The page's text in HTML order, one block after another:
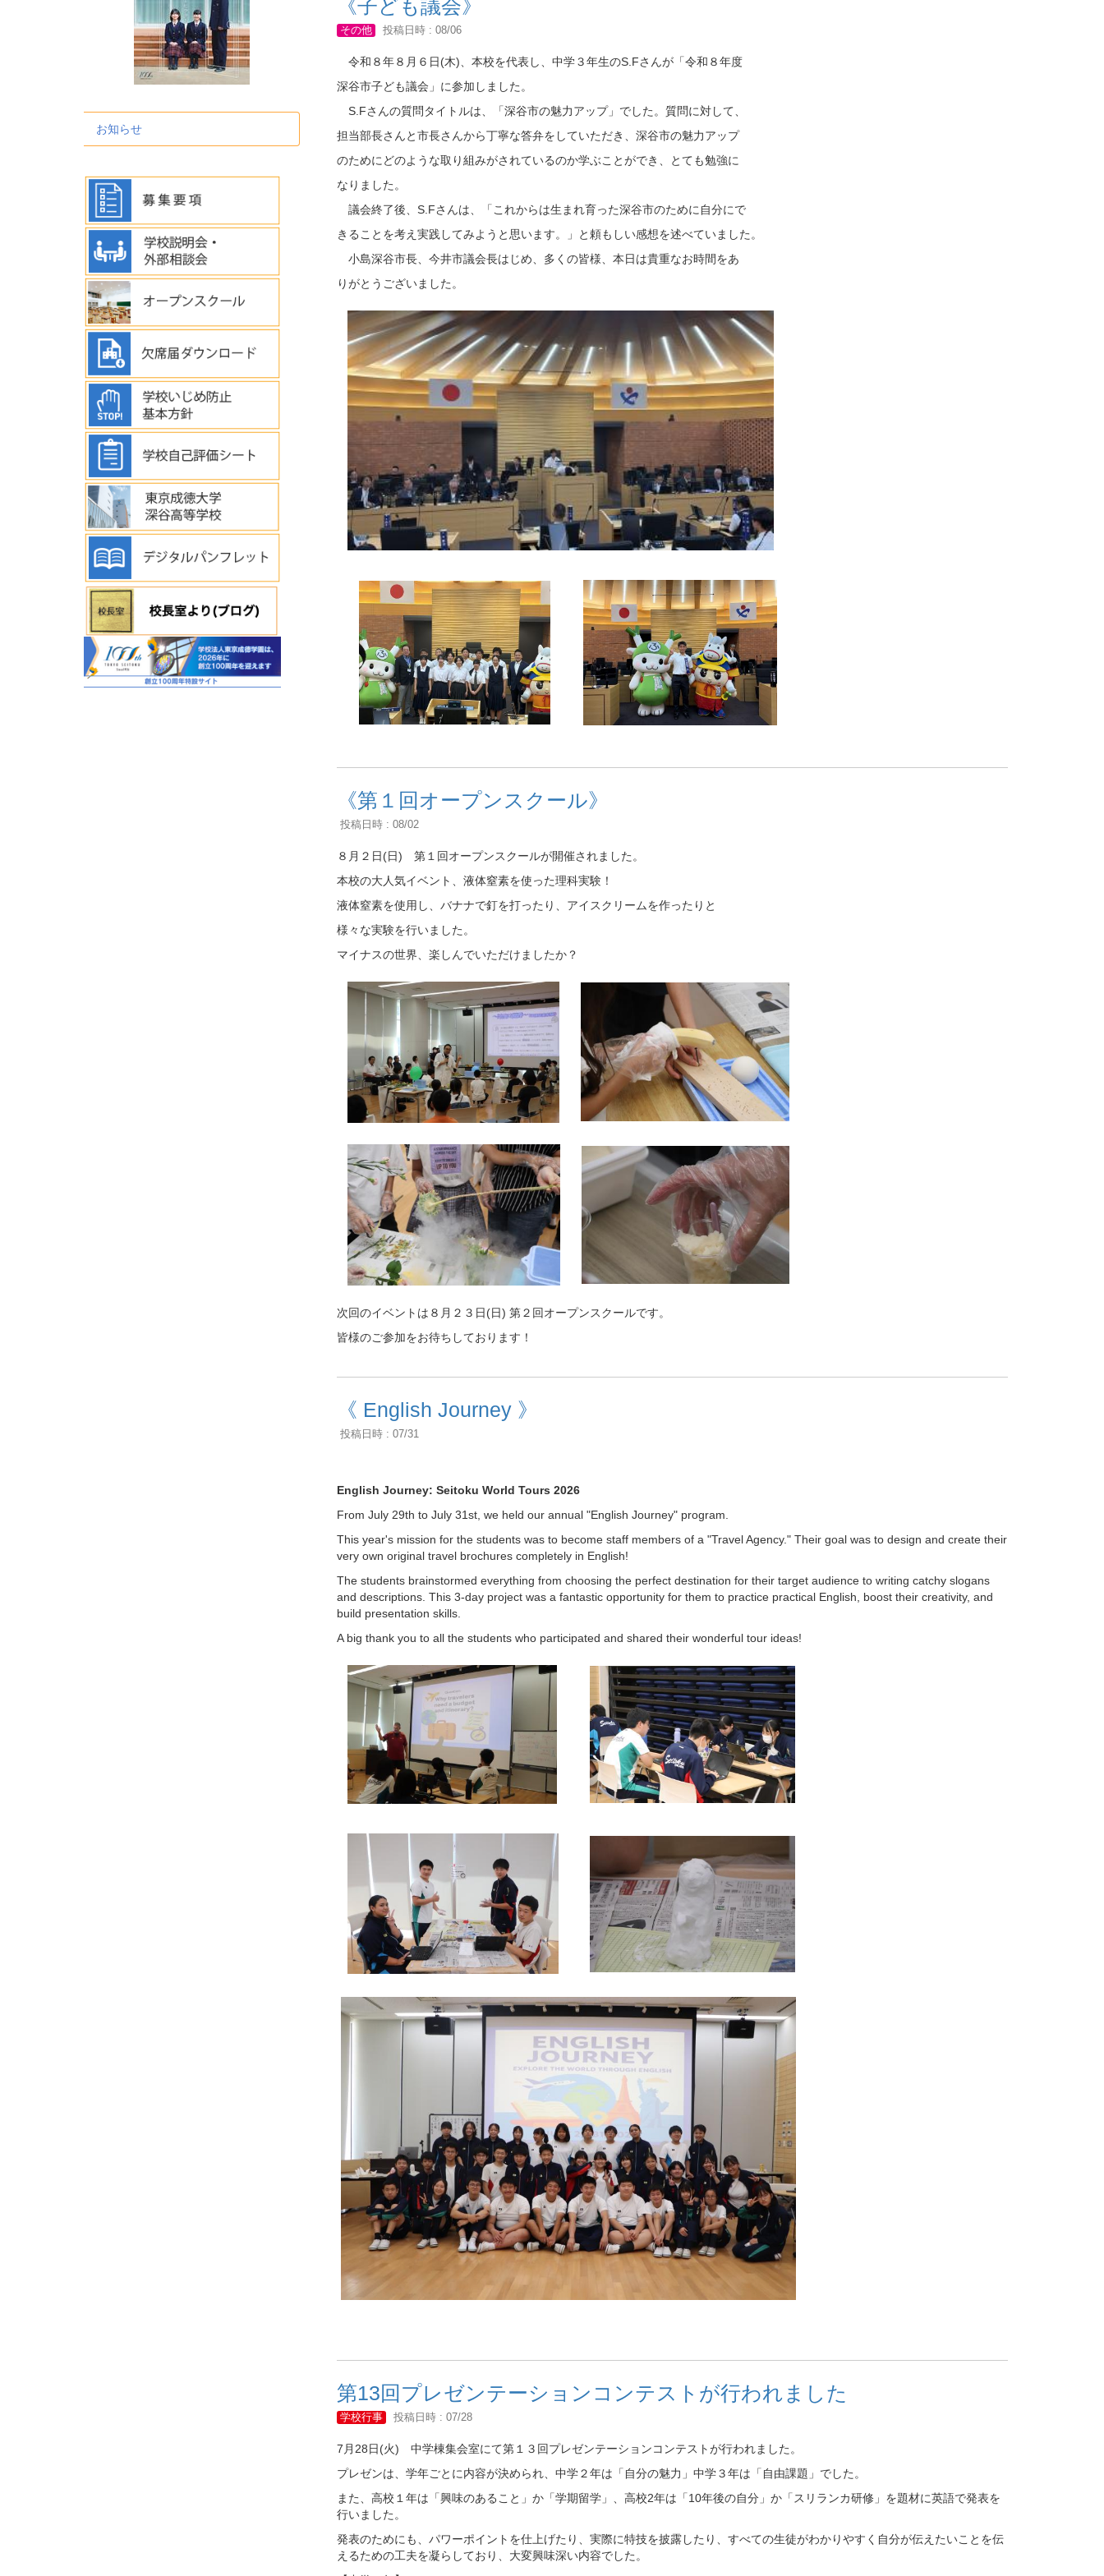
《子ども議会》
その他 投稿日時 : 08/06
令和８年８月６日(木)、本校を代表し、中学３年生のS.Fさんが「令和８年度
深谷市子ども議会」に参加しました。
S.Fさんの質問タイトルは、「深谷市の魅力アップ」でした。質問に対して、
担当部長さんと市長さんから丁寧な答弁をしていただき、深谷市の魅力アップ
のためにどのような取り組みがされているのか学ぶことができ、とても勉強に
なりました。
議会終了後、S.Fさんは、「これからは生まれ育った深谷市のために自分にで
きることを考え実践してみようと思います。」と頼もしい感想を述べていました。
小島深谷市長、今井市議会長はじめ、多くの皆様、本日は貴重なお時間をあ
りがとうございました。
《第１回オープンスクール》
投稿日時 : 08/02
８月２日(日) 第１回オープンスクールが開催されました。
本校の大人気イベント、液体窒素を使った理科実験！
液体窒素を使用し、バナナで釘を打ったり、アイスクリームを作ったりと
様々な実験を行いました。
マイナスの世界、楽しんでいただけましたか？
次回のイベントは８月２３日(日) 第２回オープンスクールです。
皆様のご参加をお待ちしております！
《 English Journey 》
投稿日時 : 07/31
English Journey: Seitoku World Tours 2026
From July 29th to July 31st, we held our annual "English Journey" program.
This year's mission for the students was to become staff members of a "Travel Agency." Their goal was to design and create their
very own original travel brochures completely in English!
The students brainstormed everything from choosing the perfect destination for their target audience to writing catchy slogans
and descriptions. This 3-day project was a fantastic opportunity for them to practice practical English, boost their creativity, and
build presentation skills.
A big thank you to all the students who participated and shared their wonderful tour ideas!
第13回プレゼンテーションコンテストが行われました
学校行事 投稿日時 : 07/28
7月28日(火) 中学棟集会室にて第１３回プレゼンテーションコンテストが行われました。
プレゼンは、学年ごとに内容が決められ、中学２年は「自分の魅力」中学３年は「自由課題」でした。
また、高校１年は「興味のあること」か「学期留学」、高校2年は「10年後の自分」か「スリランカ研修」を題材に英語で発表を
行いました。
発表のためにも、パワーポイントを仕上げたり、実際に特技を披露したり、すべての生徒がわかりやすく自分が伝えたいことを伝
えるための工夫を凝らしており、大変興味深い内容でした。
お知らせ